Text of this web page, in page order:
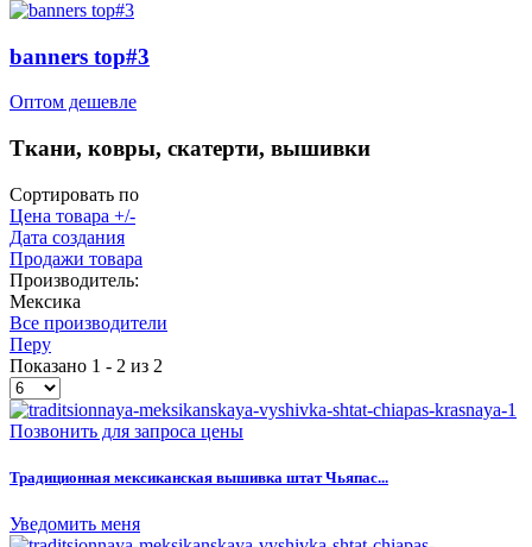
banners top#3
Оптом дешевле
Ткани, ковры, скатерти, вышивки
Сортировать по
Цена товара +/-
Дата создания
Продажи товара
Производитель:
Мексика
Все производители
Перу
Показано 1 - 2 из 2
Позвонить для запроса цены
Традиционная мексиканская вышивка штат Чьяпас...
Уведомить меня